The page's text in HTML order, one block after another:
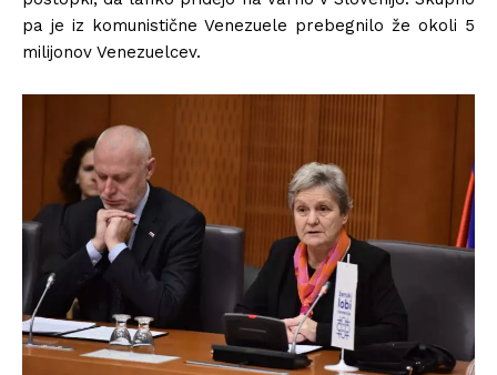
pa je iz komunistične Venezuele prebegnilo že okoli 5
milijonov Venezuelcev.